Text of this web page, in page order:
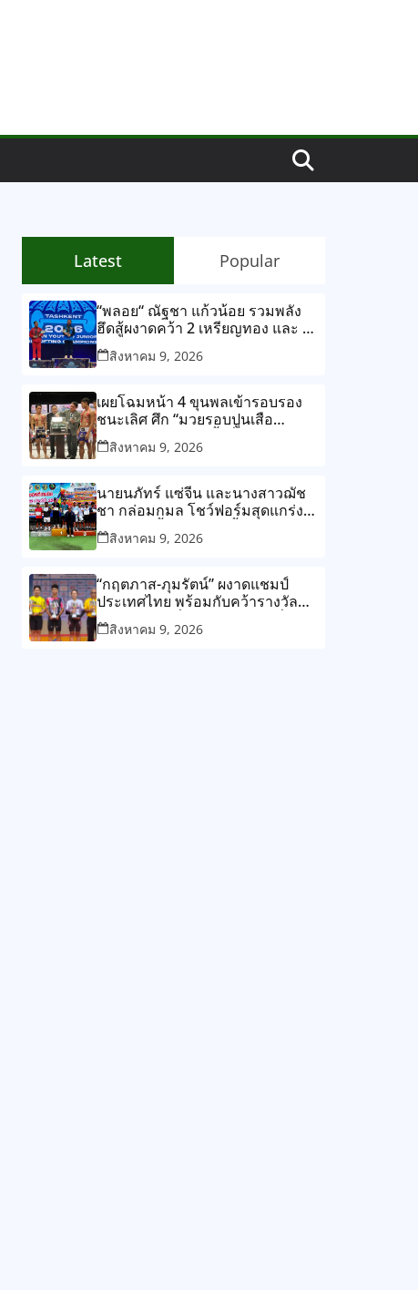
Latest Popular
“พลอย“ ณัฐชา แก้วน้อย รวมพลัง
ฮึดสู้ผงาดคว้า 2 เหรียญทอง และ 1
เหรียญทองแดง รุ่นเยาวชนหญิง 53
กิโลกรัม ในศึกยกน้ำหนักยุวชนและ
ทาชเคนท์ ประเทศอุซเบกิสถาน
สรุปผลงานจอมพลังไทยคว้าไปแล้ว
4 เหรียญทอง, 1 เหรียญเงิน และ 1
ทองแดง
สิงหาคม 9, 2026
เผยโฉมหน้า 4 ขุนพลเข้ารอบรอง
ชนะเลิศ ศึก “มวยรอบปูนเสือ
มวยไทยพันธุ์แท้ ครั้งที่ 25”
สิงหาคม 9, 2026
นายนภัทร์ แซ่จีน และนางสาวฌัช
ชา กล่อมกมล โชว์ฟอร์มสุดแกร่ง
คว้าทริปเปิ้ลแชมป์ได้ทั้งสองคน ใน
การแข่งขันนักซอฟท์เทนนิสชิงชนะ
สิงหาคม 9, 2026
“กฤตภาส-ภุมรัตน์” ผงาดแชมป์
ประเทศไทย พร้อมกับคว้ารางวัล
นักกีฬายอดเยี่ยมปี 2569 ผอ.เขื่อน
ภูมิพล พร้อมรับเจ้าภาพต่อปี 2570
สิงหาคม 9, 2026